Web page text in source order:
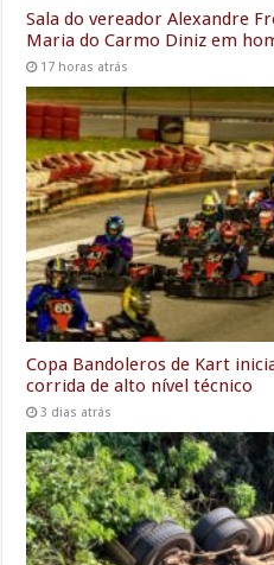
Sala do vereador Alexandre
Maria do Carmo Diniz em
17 horas atrás
Copa Bandoleros de Kart
corrida de alto nível técnico
3 dias atrás